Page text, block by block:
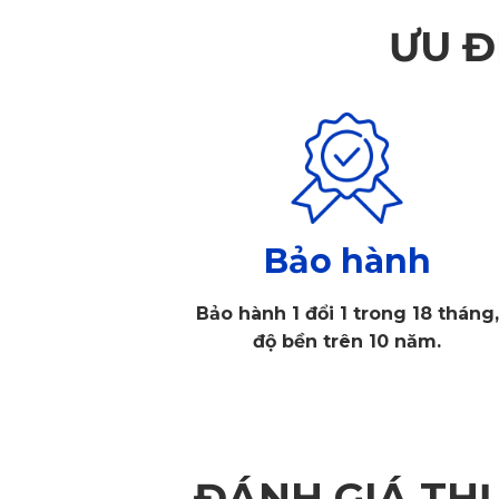
2. Điểm Cộng Không Thể Bỏ Qua Của
ƯU
Bảo hành
Bảo hành 1 đổi 1 trong 18 tháng,
độ bền trên 10 năm.